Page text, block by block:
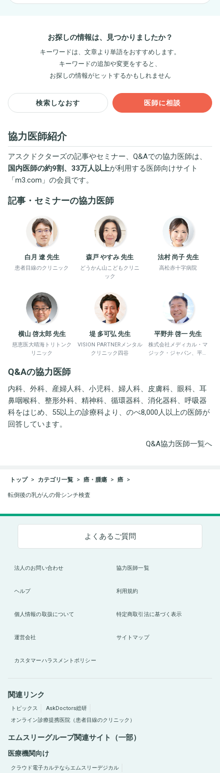
お探しの情報は、見つかりましたか？
キーワードは、文章より単語をおすすめします。
キーワードの追加や変更をすると、
お探しの情報がヒットするかもしれません
検索しなおす 医師に相談
協力医師紹介
アスクドクターズの記事やセミナー、Q&Aでの協力医師は、
国内医師の約9割、33万人以上が利用する医師向けサイト
「m3.com 」の会員です。
記事・セミナーの協力医師
白月 遼 先生
患者目線のクリニック
森戸 やすみ 先生
どうかん山こどもクリニ
ック
法村 尚子 先生
高松赤十字病院
横山 啓太郎 先生
慈恵医大晴海トリトンク
リニック
堤 多可弘 先生
VISION PARTNERメンタル
クリニック四谷
平野井 啓一 先生
株式会社メディカル・マ
ジック・ジャパン、平野
Q&Aの協力医師
内科、外科、産婦人科、小児科、婦人科、皮膚科、眼科、耳
鼻咽喉科、整形外科、精神科、循環器科、消化器科、呼吸器
科をはじめ、55以上の診療科より、のべ8,000人以上の医師が
回答しています。
Q&A協力医師一覧へ
トップ カテゴリ一覧 癌・腫瘍 癌
転倒後の乳がんの骨シンチ検査
よくあるご質問
法人のお問い合わせ 協力医師一覧
ヘルプ 利用規約
個人情報の取扱について 特定商取引法に基づく表示
運営会社 サイトマップ
カスタマーハラスメントポリシー
関連リンク
トピックス
AskDoctors総研
オンライン診療提携医院（患者目線のクリニック）
エムスリーグループ関連サイト（一部）
医療機関向け
クラウド電子カルテならエムスリーデジカル